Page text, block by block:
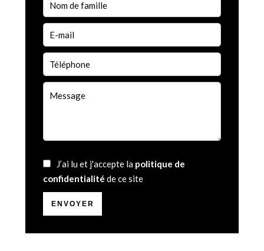
J’ai lu et j'accepte la politique de
confidentialité de ce site
ENVOYER